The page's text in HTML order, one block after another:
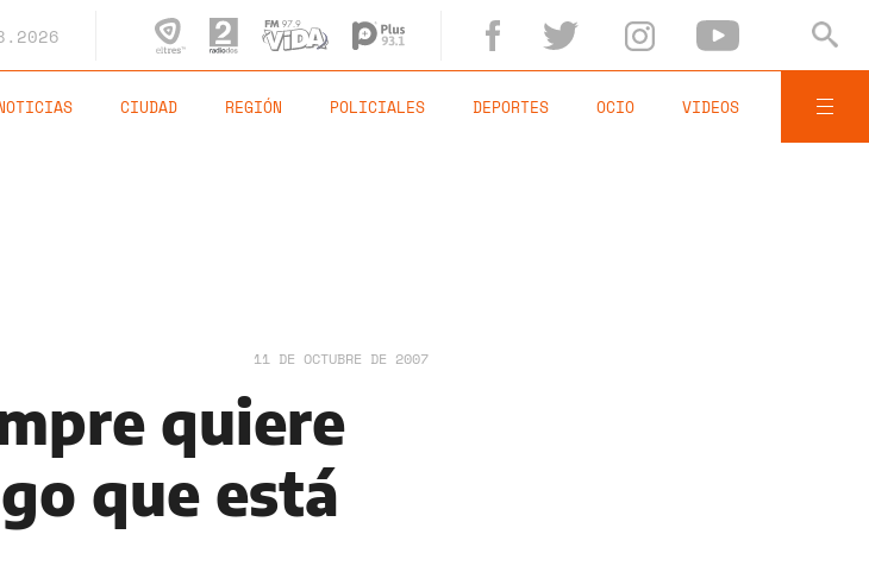
CIUDAD REGIÓN POLICIALES DEPORTES OCIO VIDEOS
11 DE OCTUBRE DE 2007
quiere
que está